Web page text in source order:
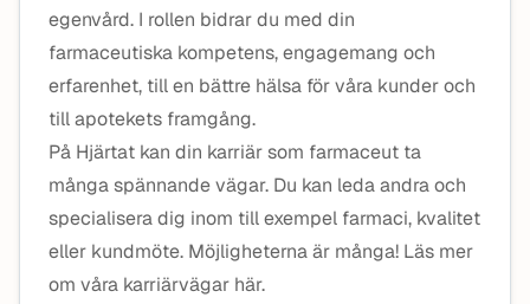
egenvård. I rollen bidrar du med din
farmaceutiska kompetens, engagemang och
erfarenhet, till en bättre hälsa för våra kunder och
till apotekets framgång.
På Hjärtat kan din karriär som farmaceut ta
många spännande vägar. Du kan leda andra och
specialisera dig inom till exempel farmaci, kvalitet
eller kundmöte. Möjligheterna är många! Läs mer
om våra karriärvägar här.